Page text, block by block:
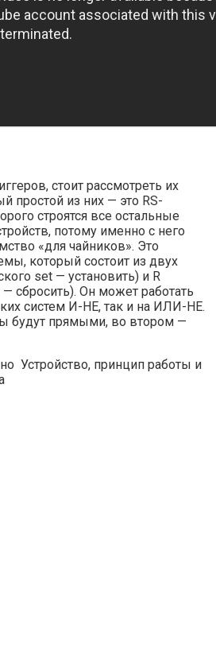
стоит рассмотреть их
простой из них — это RS-
строятся все остальные
потому именно с него
«для чайников». Это
который состоит из двух
set — установить) и R
сбросить). Он может работать
систем И-НЕ, так и на ИЛИ-НЕ.
будут прямыми, во втором —
Устройство, принцип работы и